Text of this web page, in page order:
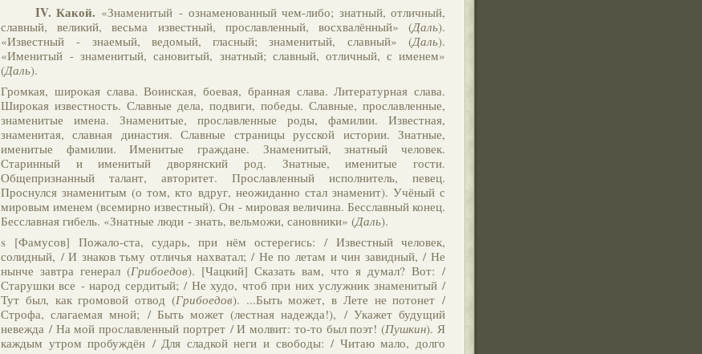
IV. Какой. «Знаменитый - ознаменованный чем-либо; знатный, отличный,
славный, великий, весьма известный, прославленный, восхвалённый» (Даль).
«Известный - знаемый, ведомый, гласный; знаменитый, славный» (Даль).
«Именитый - знаменитый, сановитый, знатный; славный, отличный, с именем»
(Даль).
Громкая, широкая слава. Воинская, боевая, бранная слава. Литературная слава.
Широкая известность. Славные дела, подвиги, победы. Славные, прославленные,
знаменитые имена. Знаменитые, прославленные роды, фамилии. Известная,
знаменитая, славная династия. Славные страницы русской истории. Знатные,
именитые фамилии. Именитые граждане. Знаменитый, знатный человек.
Старинный и именитый дворянский род. Знатные, именитые гости.
Общепризнанный талант, авторитет. Прославленный исполнитель, певец.
Проснулся знаменитым (о том, кто вдруг, неожиданно стал знаменит). Учёный с
мировым именем (всемирно известный). Он - мировая величина. Бесславный конец.
Бесславная гибель. «Знатные люди - знать, вельможи, сановники» (Даль).
s [Фамусов] Пожало-ста, сударь, при нём остерегись: / Известный человек,
солидный, / И знаков тьму отличья нахватал; / Не по летам и чин завидный, / Не
нынче завтра генерал (Грибоедов). [Чацкий] Сказать вам, что я думал? Вот: /
Старушки все - народ сердитый; / Не худо, чтоб при них услужник знаменитый /
Тут был, как громовой отвод (Грибоедов). ...Быть может, в Лете не потонет /
Строфа, слагаемая мной; / Быть может (лестная надежда!), / Укажет будущий
невежда / На мой прославленный портрет / И молвит: то-то был поэт! (Пушкин). Я
каждым утром пробуждён / Для сладкой неги и свободы: / Читаю мало, долго